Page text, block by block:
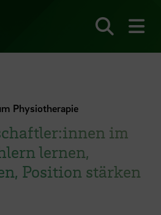
Physiotherapie
im
lernen,
Position stärken